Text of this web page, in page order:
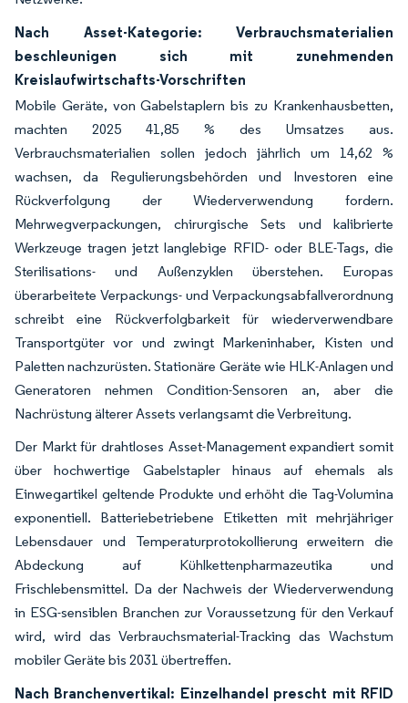
Nach Asset-Kategorie: Verbrauchsmaterialien
beschleunigen sich mit zunehmenden
Kreislaufwirtschafts-Vorschriften
Mobile Geräte, von Gabelstaplern bis zu Krankenhausbetten,
machten 2025 41,85 % des Umsatzes aus.
Verbrauchsmaterialien sollen jedoch jährlich um 14,62 %
wachsen, da Regulierungsbehörden und Investoren eine
Rückverfolgung der Wiederverwendung fordern.
Mehrwegverpackungen, chirurgische Sets und kalibrierte
Werkzeuge tragen jetzt langlebige RFID- oder BLE-Tags, die
Sterilisations- und Außenzyklen überstehen. Europas
überarbeitete Verpackungs- und Verpackungsabfallverordnung
schreibt eine Rückverfolgbarkeit für wiederverwendbare
Transportgüter vor und zwingt Markeninhaber, Kisten und
Paletten nachzurüsten. Stationäre Geräte wie HLK-Anlagen und
Generatoren nehmen Condition-Sensoren an, aber die
Nachrüstung älterer Assets verlangsamt die Verbreitung.
Der Markt für drahtloses Asset-Management expandiert somit
über hochwertige Gabelstapler hinaus auf ehemals als
Einwegartikel geltende Produkte und erhöht die Tag-Volumina
exponentiell. Batteriebetriebene Etiketten mit mehrjähriger
Lebensdauer und Temperaturprotokollierung erweitern die
Abdeckung auf Kühlkettenpharmazeutika und
Frischlebensmittel. Da der Nachweis der Wiederverwendung
in ESG-sensiblen Branchen zur Voraussetzung für den Verkauf
wird, wird das Verbrauchsmaterial-Tracking das Wachstum
mobiler Geräte bis 2031 übertreffen.
Nach Branchenvertikal: Einzelhandel prescht mit RFID